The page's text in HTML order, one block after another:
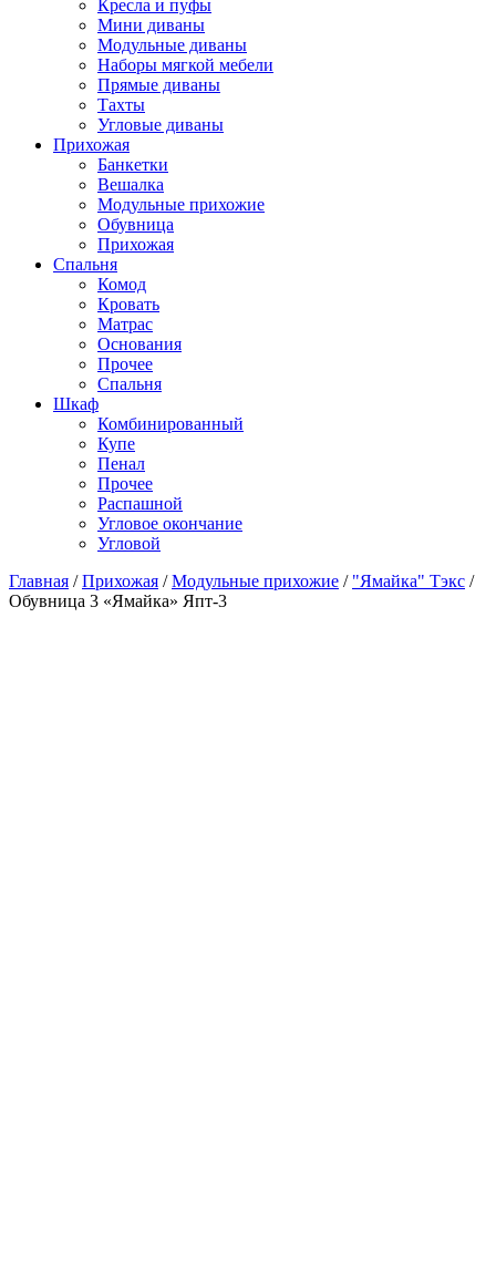
Кресла и пуфы
Мини диваны
Модульные диваны
Наборы мягкой мебели
Прямые диваны
Тахты
Угловые диваны
Прихожая
Банкетки
Вешалка
Модульные прихожие
Обувница
Прихожая
Спальня
Комод
Кровать
Матраc
Основания
Прочее
Спальня
Шкаф
Комбинированный
Купе
Пенал
Прочее
Распашной
Угловое окончание
Угловой
Главная /Прихожая /Модульные прихожие / "Ямайка" Тэкс /
Обувница 3 «Ямайка» Япт-3